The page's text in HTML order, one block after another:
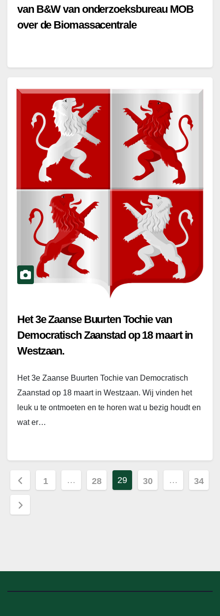
van B&W van onderzoeksbureau MOB
over de Biomassacentrale
Het 3e Zaanse Buurten Tochie van
Democratisch Zaanstad op 18 maart in
Westzaan.
Het 3e Zaanse Buurten Tochie van Democratisch
Zaanstad op 18 maart in Westzaan. Wij vinden het
leuk u te ontmoeten en te horen wat u bezig houdt en
wat er…
Berichten
paginering
1 … 28 29 30 … 34